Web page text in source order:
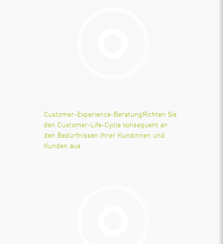
Customer-Experience-Beratung Richten Sie
den Customer-Life-Cycle konsequent an
den Bedürfnissen Ihrer Kundinnen und
Kunden aus